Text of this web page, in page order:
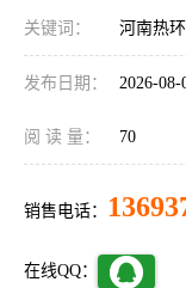
关键词： 河南热
发布日期： 2026-08-
阅 读 量： 70
销售电话：
在线QQ：